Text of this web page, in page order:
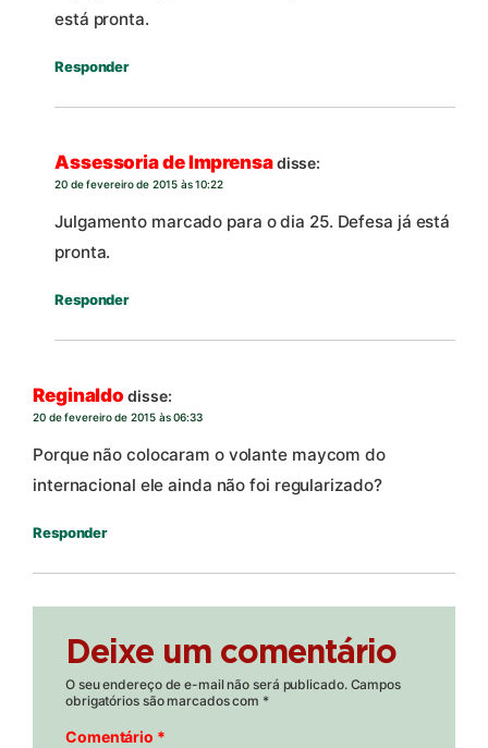
está pronta.
Responder
Assessoria de Imprensadisse:
20 de fevereiro de 2015 às 10:22
Julgamento marcado para o dia 25. Defesa já está
pronta.
Responder
Reginaldo disse:
20 de fevereiro de 2015 às 06:33
Porque não colocaram o volante maycom do
internacional ele ainda não foi regularizado?
Responder
Deixe um comentário
O seu endereço de e-mail não será publicado. Campos
obrigatórios são marcados com *
Comentário *